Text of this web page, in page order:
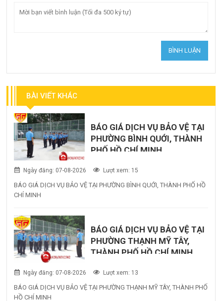
BÀI VIẾT KHÁC
BÁO GIÁ DỊCH VỤ BẢO VỆ TẠI
PHƯỜNG BÌNH QUỚI, THÀNH
PHỐ HỒ CHÍ MINH
Ngày đăng: 07-08-2026 Lượt xem: 15
BÁO GIÁ DỊCH VỤ BẢO VỆ TẠI PHƯỜNG BÌNH QUỚI, THÀNH PHỐ HỒ
CHÍ MINH
BÁO GIÁ DỊCH VỤ BẢO VỆ TẠI
PHƯỜNG THẠNH MỸ TÂY,
THÀNH PHỐ HỒ CHÍ MINH
Ngày đăng: 07-08-2026 Lượt xem: 13
BÁO GIÁ DỊCH VỤ BẢO VỆ TẠI PHƯỜNG THẠNH MỸ TÂY, THÀNH PHỐ
HỒ CHÍ MINH